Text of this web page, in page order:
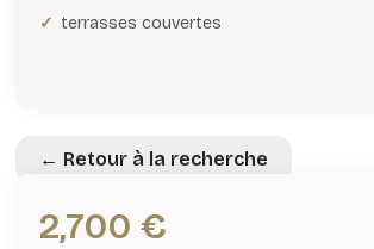
terrasses couvertes
← Retour à la recherche
2,700 €